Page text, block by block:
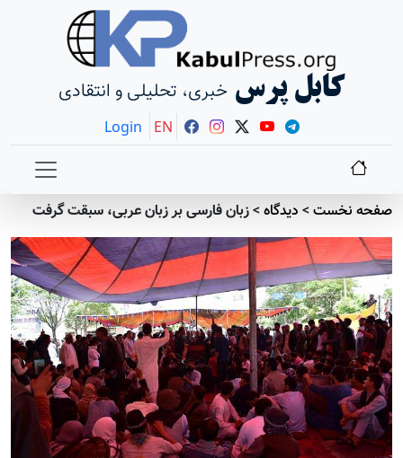
کابل پرس خبری، تحلیلی و انتقادی
Login EN
صفحه نخست> دیدگاه>زبان فارسی بر زبان عربی، سبقت گرفت